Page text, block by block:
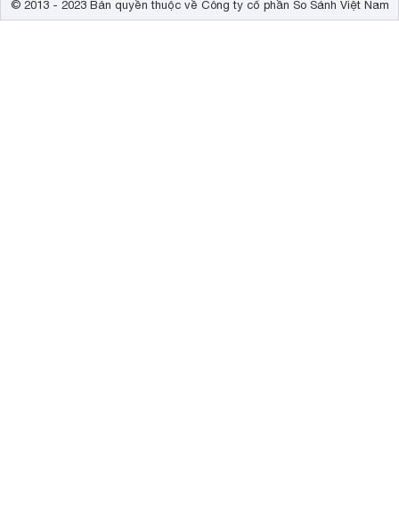
© 2013 - 2023 Bản quyền thuộc về Công ty cổ phần So Sánh Việt Nam